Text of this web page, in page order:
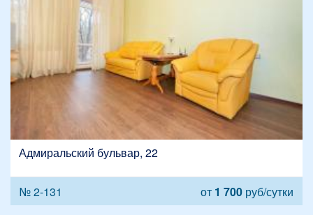
Адмиральский бульвар, 22
№ 2-131 от 1 700 руб/сутки